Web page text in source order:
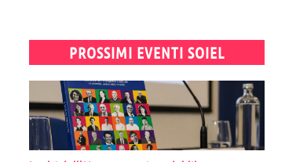
PROSSIMI EVENTI SOIEL